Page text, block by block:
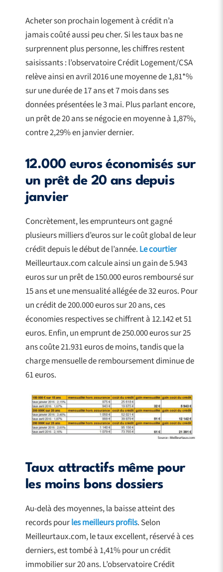
Acheter son prochain logement à crédit n’a
jamais coûté aussi peu cher. Si les taux bas ne
surprennent plus personne, les chiffres restent
saisissants : l’observatoire Crédit Logement/CSA
relève ainsi en avril 2016 une moyenne de 1,81*%
sur une durée de 17 ans et 7 mois dans ses
données présentées le 3 mai. Plus parlant encore,
un prêt de 20 ans se négocie en moyenne à 1,87%,
contre 2,29% en janvier dernier.
12.000 euros économisés sur
un prêt de 20 ans depuis
janvier
Concrètement, les emprunteurs ont gagné
plusieurs milliers d’euros sur le coût global de leur
crédit depuis le début de l’année. Le courtier
Meilleurtaux.com calcule ainsi un gain de 5.943
euros sur un prêt de 150.000 euros remboursé sur
15 ans et une mensualité allégée de 32 euros. Pour
un crédit de 200.000 euros sur 20 ans, ces
économies respectives se chiffrent à 12.142 et 51
euros. Enfin, un emprunt de 250.000 euros sur 25
ans coûte 21.931 euros de moins, tandis que la
charge mensuelle de remboursement diminue de
61 euros.
Taux attractifs même pour
les moins bons dossiers
Au-delà des moyennes, la baisse atteint des
records pourles meilleurs profils. Selon
Meilleurtaux.com, le taux excellent, réservé à ces
derniers, est tombé à 1,41% pour un crédit
immobilier sur 20 ans. L’observatoire Crédit